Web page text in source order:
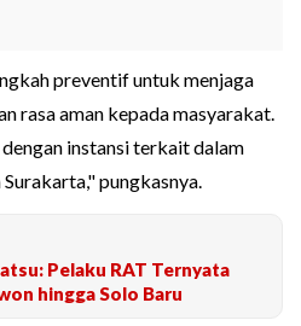
preventif untuk menjaga
rasa aman kepada masyarakat.
instansi terkait dalam
pungkasnya.
Pelaku RAT Ternyata
hingga Solo Baru